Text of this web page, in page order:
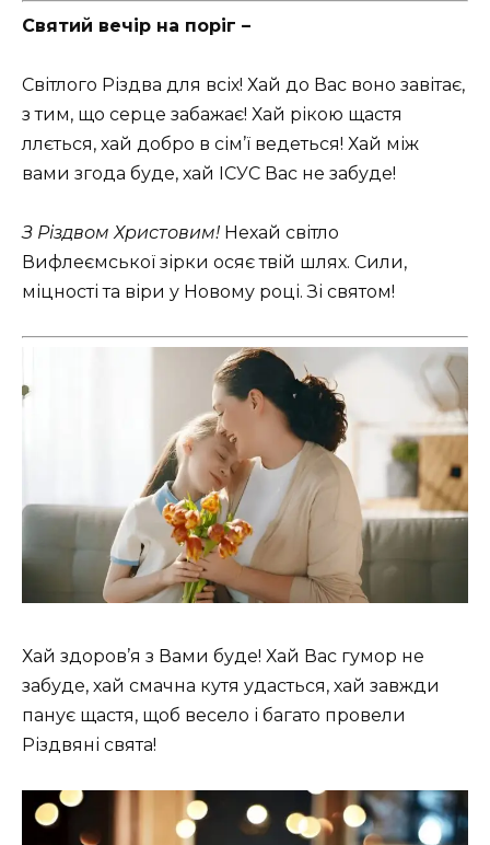
Святий вечір на поріг –
Світлого Різдва для всіх! Хай до Вас воно завітає,
з тим, що серце забажає! Хай рікою щастя
ллється, хай добро в сім’ї ведеться! Хай між
вами згода буде, хай ІСУС Вас не забуде!
З Різдвом Христовим! Нехай світло
Вифлеємської зірки осяє твій шлях. Сили,
міцності та віри у Новому році. Зі святом!
Хай здоров’я з Вами буде! Хай Вас гумор не
забуде, хай смачна кутя удасться, хай завжди
панує щастя, щоб весело і багато провели
Різдвяні свята!